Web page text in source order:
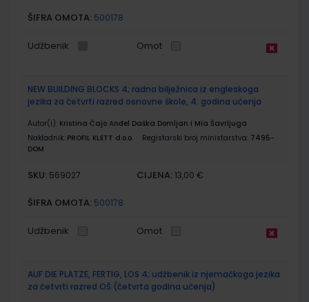
ŠIFRA OMOTA: 500178
Udžbenik Omot
NEW BUILDING BLOCKS 4; radna bilježnica iz engleskoga
jezika za četvrti razred osnovne škole, 4. godina učenja
Autor(i): Kristina Čajo Anđel Daška Domljan i Mia Šavrljuga
Nakladnik: PROFIL KLETT d.o.o. Registarski broj ministarstva: 7495-
DOM
SKU: 569027 CIJENA: 13,00 €
ŠIFRA OMOTA: 500178
Udžbenik Omot
AUF DIE PLATZE, FERTIG, LOS 4; udžbenik iz njemačkoga jezika
za četvrti razred OŠ (četvrta godina učenja)